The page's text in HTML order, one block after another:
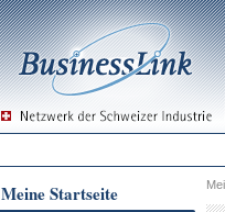
Meine Startseite